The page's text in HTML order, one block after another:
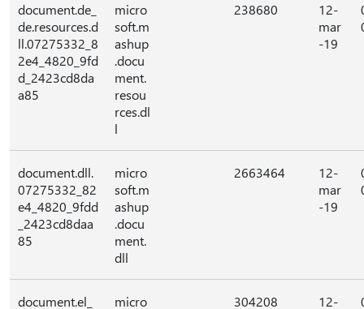
document.de_
de.resources.d
ll.07275332_8
2e4_4820_9fd
d_2423cd8da
a85
micro
soft.m
ashup
.docu
ment.
resou
rces.dl
l
238680
12-
mar
-19
document.dll.
07275332_82
e4_4820_9fdd
_2423cd8daa
85
micro
soft.m
ashup
.docu
ment.
dll
2663464
12-
mar
-19
document.el_
micro
304208
12-